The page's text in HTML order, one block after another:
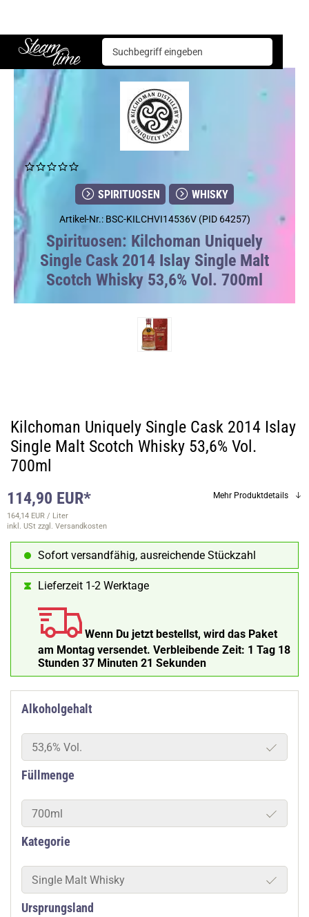
Steam time
Spirituosen Whisky Kilchoman Uniquely Single Cask 2014 Islay Single Malt Scotch Whisky 53,6% Vol. 700ml
SPIRITUOSEN WHISKY
Artikel-Nr.: BSC-KILCHVI14536V (PID 64257)
Spirituosen: Kilchoman Uniquely
Single Cask 2014 Islay Single Malt
Scotch Whisky 53,6% Vol. 700ml
Kilchoman Uniquely Single Cask 2014 Islay
Single Malt Scotch Whisky 53,6% Vol.
700ml
114,90 EUR*
164,14 EUR / Liter
inkl. USt zzgl. Versandkosten
Mehr Produktdetails
Sofort versandfähig, ausreichende Stückzahl
Lieferzeit 1-2 Werktage
Wenn Du jetzt bestellst, wird das Paket
am Montag versendet. Verbleibende Zeit: 1 Tag 18
Stunden 37 Minuten 20 Sekunden
Alkoholgehalt
53,6% Vol.
Füllmenge
700ml
Kategorie
Single Malt Whisky
Ursprungsland